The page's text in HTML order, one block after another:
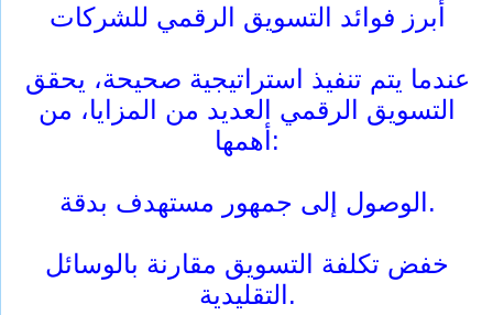
أبرز فوائد التسويق الرقمي للشركات
عندما يتم تنفيذ استراتيجية صحيحة، يحقق
التسويق الرقمي العديد من المزايا، من
أهمها:
الوصول إلى جمهور مستهدف بدقة.
خفض تكلفة التسويق مقارنة بالوسائل
التقليدية.